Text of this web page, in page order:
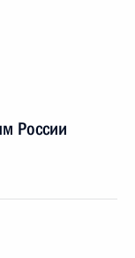
России